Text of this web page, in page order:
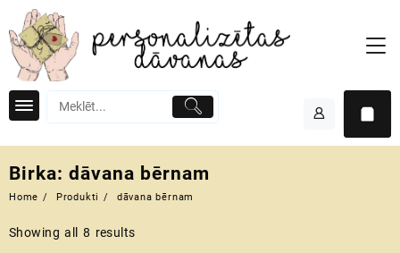
to
content
Birka: dāvana bērnam
Home Produkti dāvana bērnam
Showing all 8 results